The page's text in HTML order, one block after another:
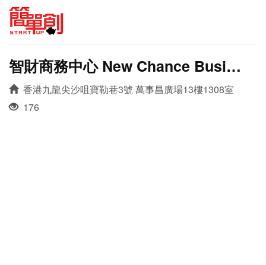
智財商務中心 New Chance Busines Center
香港九龍尖沙咀寶勒巷3號 萬事昌廣場13樓1308室
176